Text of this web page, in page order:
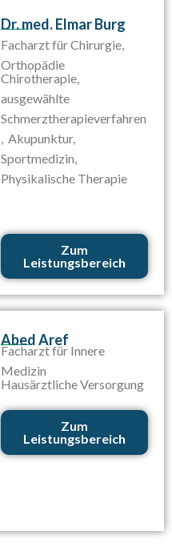
Dr. med. Elmar Burg
Facharzt für Chirurgie,
Orthopädie
Chirotherapie,
ausgewählte
Schmerztherapieverfahren
, Akupunktur,
Sportmedizin,
Physikalische Therapie
Zum
Leistungsbereich
Abed Aref
Facharzt für Innere
Medizin
Hausärztliche Versorgung
Zum
Leistungsbereich